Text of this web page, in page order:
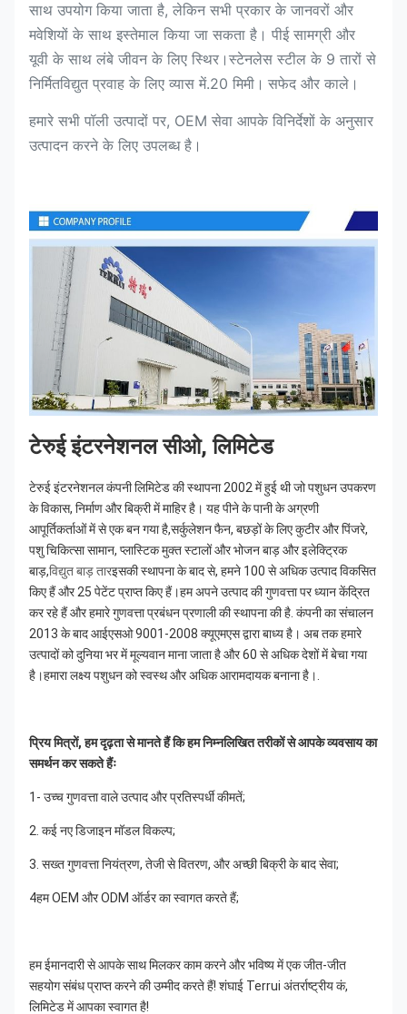
साथ उपयोग किया जाता है, लेकिन सभी प्रकार के जानवरों और
मवेशियों के साथ इस्तेमाल किया जा सकता है। पीई सामग्री और
यूवी के साथ लंबे जीवन के लिए स्थिर।स्टेनलेस स्टील के 9 तारों से
निर्मितविद्युत प्रवाह के लिए व्यास में.20 मिमी। सफेद और काले।
हमारे सभी पॉली उत्पादों पर, OEM सेवा आपके विनिर्देशों के अनुसार
उत्पादन करने के लिए उपलब्ध है।
टेरुई इंटरनेशनल सीओ, लिमिटेड
टेरुई इंटरनेशनल कंपनी लिमिटेड की स्थापना 2002 में हुई थी जो पशुधन उपकरण
के विकास, निर्माण और बिक्री में माहिर है। यह पीने के पानी के अग्रणी
आपूर्तिकर्ताओं में से एक बन गया है,सर्कुलेशन फैन, बछड़ों के लिए कुटीर और पिंजरे,
पशु चिकित्सा सामान, प्लास्टिक मुक्त स्टालों और भोजन बाड़ और इलेक्ट्रिक
बाड़,विद्युत बाड़ तारइसकी स्थापना के बाद से, हमने 100 से अधिक उत्पाद विकसित
किए हैं और 25 पेटेंट प्राप्त किए हैं।हम अपने उत्पाद की गुणवत्ता पर ध्यान केंद्रित
कर रहे हैं और हमारे गुणवत्ता प्रबंधन प्रणाली की स्थापना की है. कंपनी का संचालन
2013 के बाद आईएसओ 9001-2008 क्यूएमएस द्वारा बाध्य है। अब तक हमारे
उत्पादों को दुनिया भर में मूल्यवान माना जाता है और 60 से अधिक देशों में बेचा गया
है।हमारा लक्ष्य पशुधन को स्वस्थ और अधिक आरामदायक बनाना है।.
प्रिय मित्रों, हम दृढ़ता से मानते हैं कि हम निम्नलिखित तरीकों से आपके व्यवसाय का
समर्थन कर सकते हैंः
1- उच्च गुणवत्ता वाले उत्पाद और प्रतिस्पर्धी कीमतें;
2. कई नए डिजाइन मॉडल विकल्प;
3. सख्त गुणवत्ता नियंत्रण, तेजी से वितरण, और अच्छी बिक्री के बाद सेवा;
4हम OEM और ODM ऑर्डर का स्वागत करते हैं;
हम ईमानदारी से आपके साथ मिलकर काम करने और भविष्य में एक जीत-जीत
सहयोग संबंध प्राप्त करने की उम्मीद करते हैं! शंघाई Terrui अंतर्राष्ट्रीय कं,
लिमिटेड में आपका स्वागत है!